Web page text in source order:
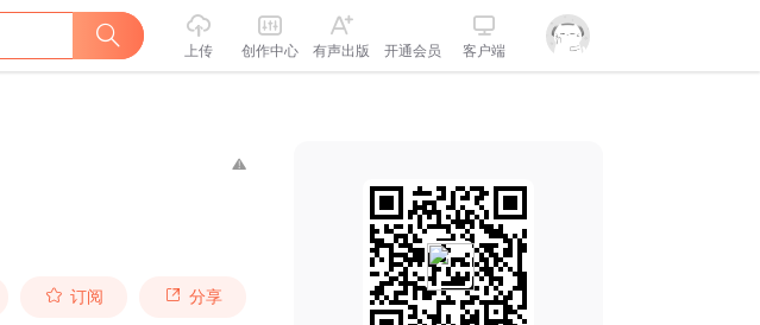
上传 创作中心 有声出版 开通会员 客户端
订阅 分享